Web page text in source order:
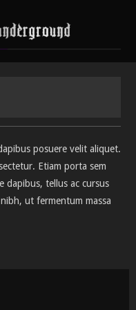
posuere velit aliquet.
Etiam porta sem
dapibus, tellus ac cursus
ut fermentum massa